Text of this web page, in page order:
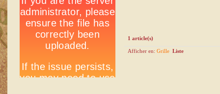
1 article(s)
Afficher en: Grille Liste